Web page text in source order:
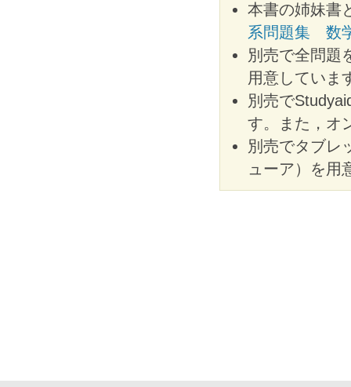
本書の姉妹書
系問題集 数
別売で全問題
用意していま
別売で
す。また，オ
別売でタブレ
ューア）を用